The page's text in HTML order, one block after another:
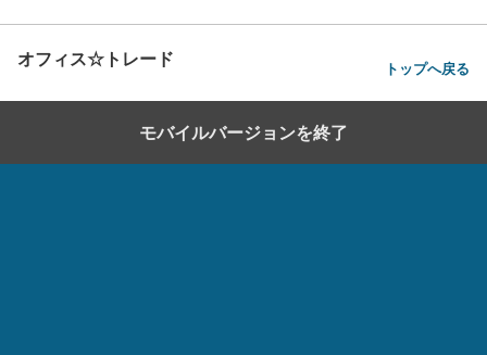
オフィス☆トレード トップへ戻る
モバイルバージョンを終了